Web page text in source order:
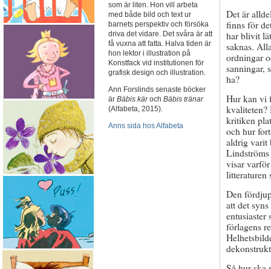
som är liten. Hon vill arbeta
med både bild och text ur
barnets perspektiv och försöka
driva det vidare. Det svåra är att
få vuxna att fatta. Halva tiden är
hon lektor i illustration på
Konstfack vid institutionen för
grafisk design och illustration.
Ann Forslinds senaste böcker
är Bäbis käroch Bäbis tränar
(Alfabeta, 2015).
Anns sida hos Alfabeta
Det är
finns för
har blivit
saknas.
ordningar
sanningar,
ha?
Hur kan vi
kvaliteten?
kritiken
och hur
aldrig varit
visar
litteraturen
Den
att det
entusiaster
förlagens